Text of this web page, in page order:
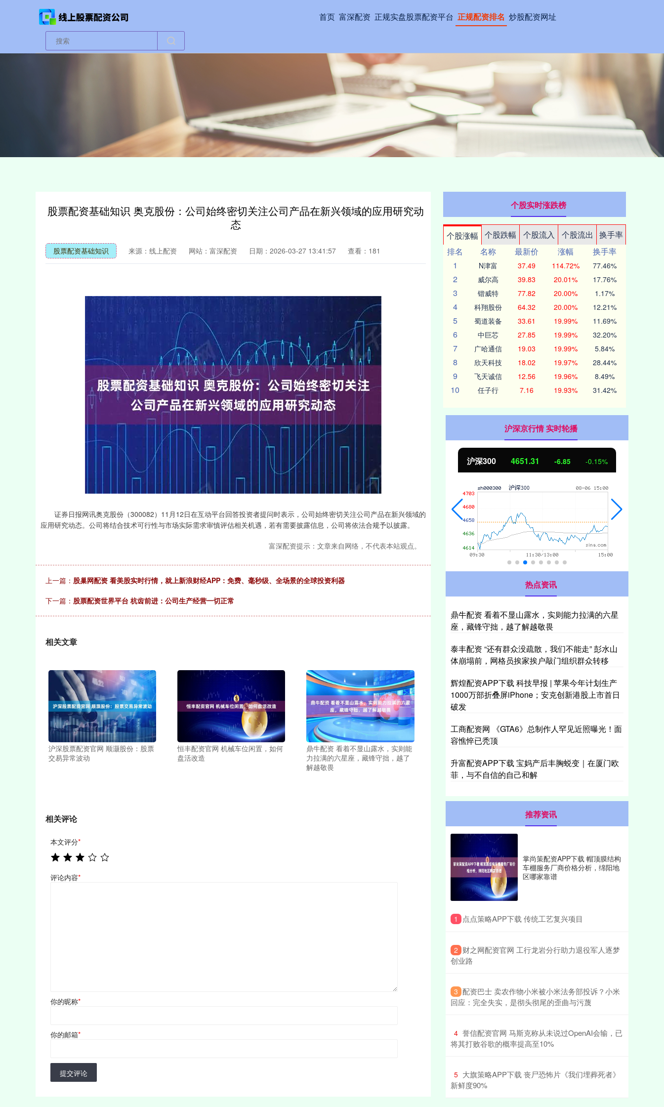
首页 富深配资 正规实盘股票配资平台 正规配资排名 炒股配资网址
股票配资基础知识 奥克股份：公司始终密切关注公司产品在新兴领域的应用研究动
态
股票配资基础知识 来源：线上配资 网站：富深配资 日期：2026-03-27 13:41:57 查看：181
证券日报网讯奥克股份（300082）11月12日在互动平台回答投资者提问时表示，公司始终密切关注公司产品在新兴领域的
应用研究动态。公司将结合技术可行性与市场实际需求审慎评估相关机遇，若有需要披露信息，公司将依法合规予以披露。
富深配资提示：文章来自网络，不代表本站观点。
上一篇： 股巢网配资 看美股实时行情，就上新浪财经APP：免费、毫秒级、全场景的全球投资利器
下一篇： 股票配资世界平台 杭齿前进：公司生产经营一切正常
相关文章
沪深股票配资官网 顺灏股份：股票
交易异常波动
恒丰配资官网 机械车位闲置，如何
盘活改造
鼎牛配资 看着不显山露水，实则能
力拉满的六星座，藏锋守拙，越了
解越敬畏
相关评论
本文评分*
评论内容*
你的昵称*
你的邮箱*
提交评论
个股实时涨跌榜
个股涨幅 个股跌幅 个股流入 个股流出
换手率
排名
名称 最新价 涨幅
换手率
1
N津富 37.49 114.72% 77.46%
2 威尔高 39.83 20.01% 17.76%
3 锴威特 77.82 20.00% 1.17%
4 科翔股份 64.32 20.00% 12.21%
5 蜀道装备 33.61 19.99% 11.69%
6 中巨芯 27.85 19.99% 32.20%
7 广哈通信 19.03 19.99% 5.84%
8 欣天科技 18.02 19.97% 28.44%
9 飞天诚信 12.56 19.96% 8.49%
10 任子行 7.16 19.93% 31.42%
沪深京行情 实时轮播
上证指数 3900.35 21.92 0.57% 深证成指 沪深300 4651.31 -6.85 -0.15%
热点资讯
鼎牛配资 看着不显山露水，实则能力拉满的六星
座，藏锋守拙，越了解越敬畏
泰丰配资 “还有群众没疏散，我们不能走” 彭水山
体崩塌前，网格员挨家挨户敲门组织群众转移
辉煌配资APP下载 科技早报 | 苹果今年计划生产
1000万部折叠屏iPhone；安克创新港股上市首日
破发
工商配资网 《GTA6》总制作人罕见近照曝光！面
容憔悴已秃顶
升富配资APP下载 宝妈产后丰胸蜕变｜在厦门欧
菲，与不自信的自己和解
推荐资讯
掌尚策配资APP下载 帽顶膜结构
车棚服务厂商价格分析，绵阳地
区哪家靠谱
1 ​点点策略APP下载 传统工艺复兴项目
2 ​财之网配资官网 工行龙岩分行助力退役军人逐梦
创业路
3 ​配资巴士 卖农作物小米被小米法务部投诉？小米
回应：完全失实，是彻头彻尾的歪曲与污蔑
4 ​誉信配资官网 马斯克称从未说过OpenAI会输，已
将其打败谷歌的概率提高至10%
5 ​大旗策略APP下载 丧尸恐怖片《我们埋葬死者》
新鲜度90%